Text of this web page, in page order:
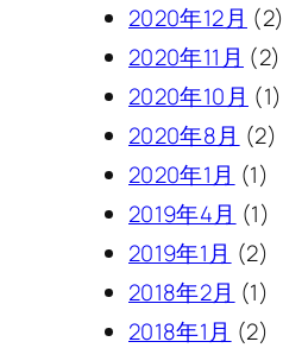
2020年12月 (2)
2020年11月 (2)
2020年10月 (1)
2020年8月 (2)
2020年1月 (1)
2019年4月 (1)
2019年1月 (2)
2018年2月 (1)
2018年1月 (2)